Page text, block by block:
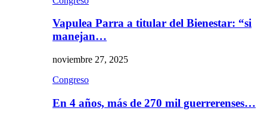
Vapulea Parra a titular del Bienestar: “si
manejan…
noviembre 27, 2025
Congreso
En 4 años, más de 270 mil guerrerenses…